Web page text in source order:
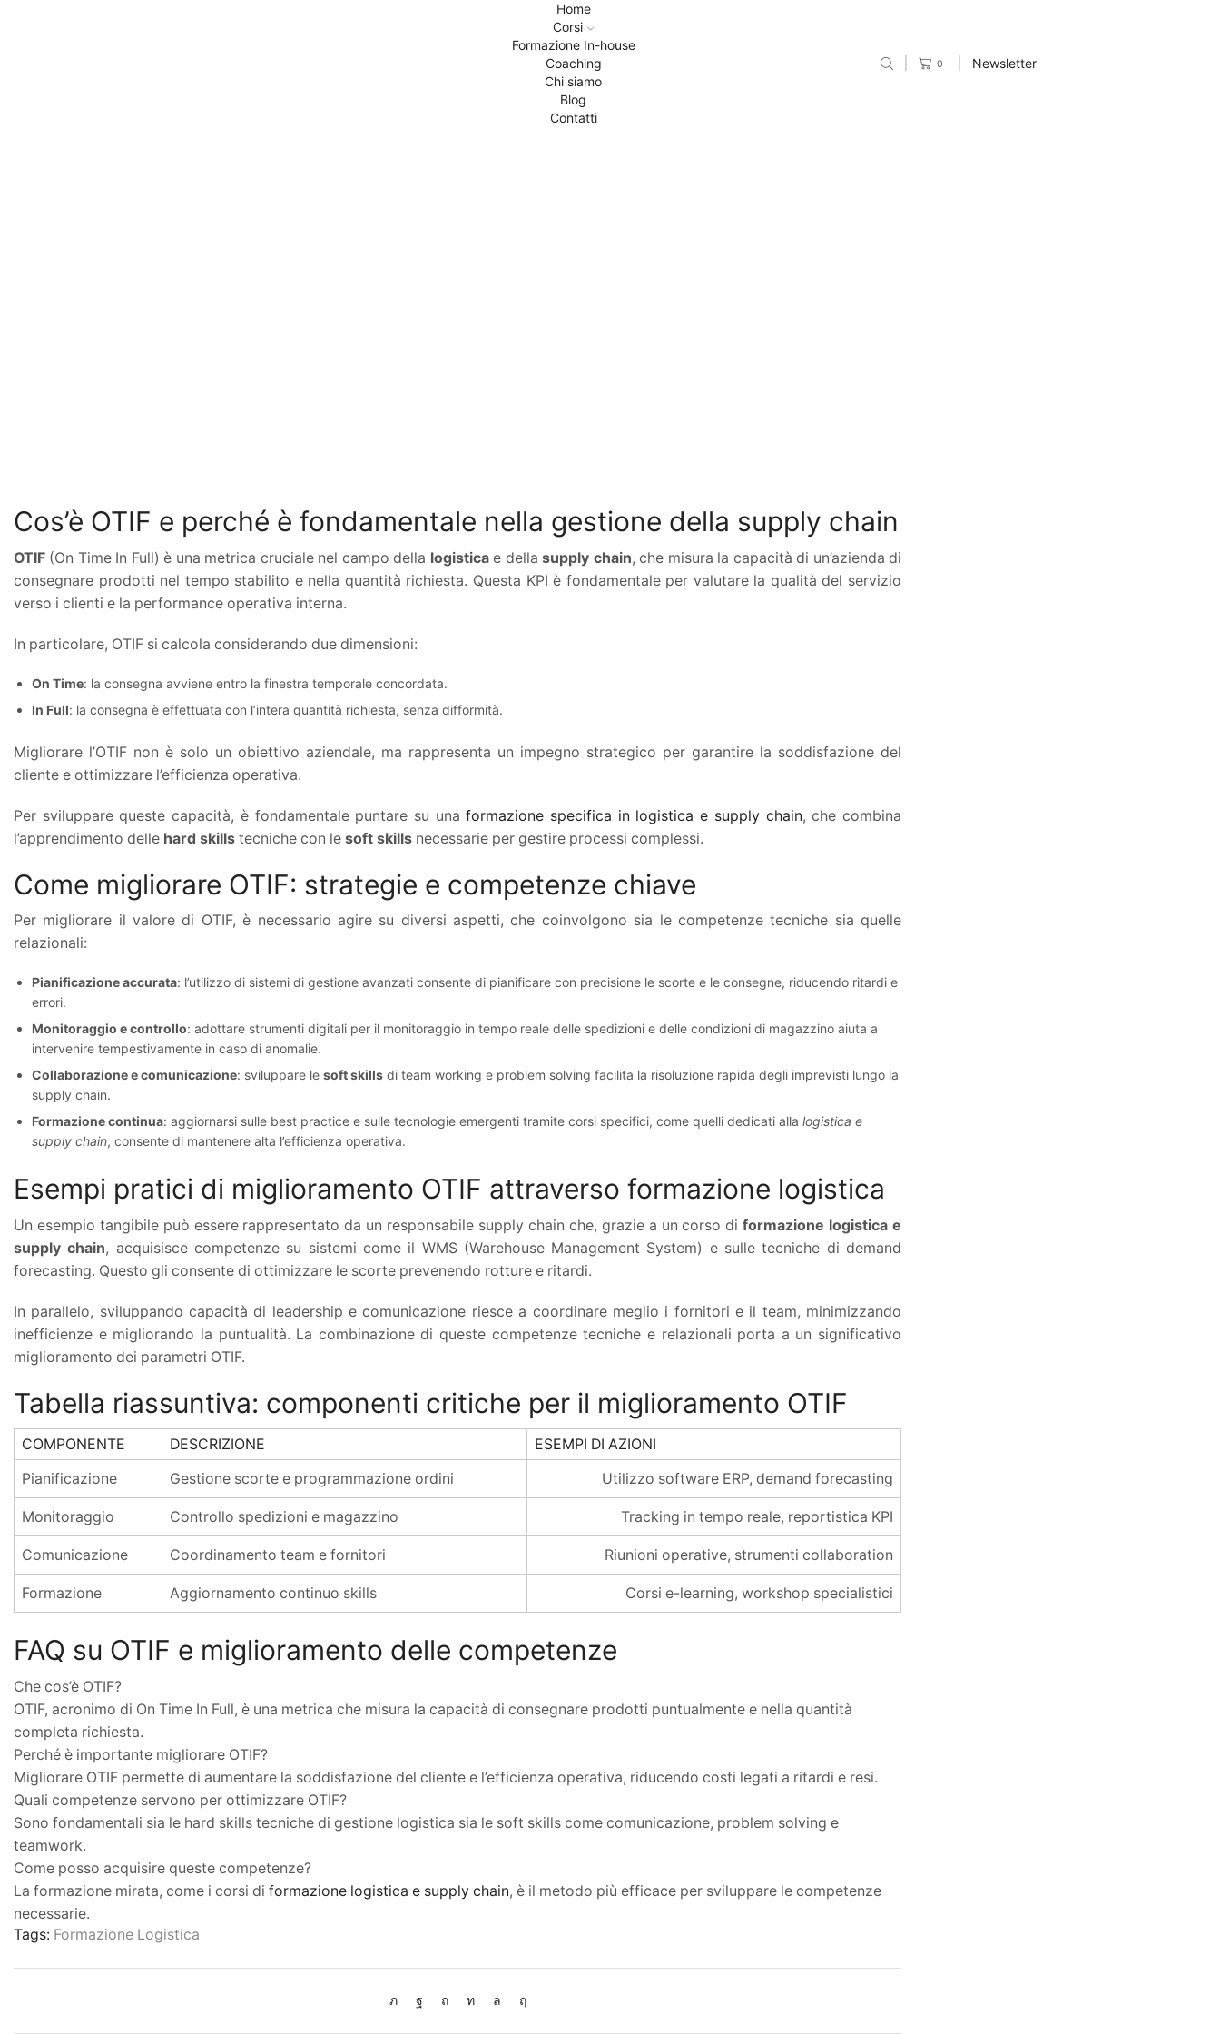
Home
Corsi
Formazione In-house
Coaching
Chi siamo
Blog
Contatti
0 Newsletter
Cos’è OTIF e perché è fondamentale nella gestione della supply chain
OTIF (On Time In Full) è una metrica cruciale nel campo della logisticae dellasupply chain, che misura la capacità di un’azienda di
consegnare prodotti nel tempo stabilito e nella quantità richiesta. Questa KPI è fondamentale per valutare la qualità del servizio
verso i clienti e la performance operativa interna.
In particolare, OTIF si calcola considerando due dimensioni:
On Time: la consegna avviene entro la finestra temporale concordata.
In Full: la consegna è effettuata con l’intera quantità richiesta, senza difformità.
Migliorare l’OTIF non è solo un obiettivo aziendale, ma rappresenta un impegno strategico per garantire la soddisfazione del
cliente e ottimizzare l’efficienza operativa.
Per sviluppare queste capacità, è fondamentale puntare su unaformazione specifica in logistica e supply chain, che combina
l’apprendimento delle hard skills tecniche con le soft skills necessarie per gestire processi complessi.
Come migliorare OTIF: strategie e competenze chiave
Per migliorare il valore di OTIF, è necessario agire su diversi aspetti, che coinvolgono sia le competenze tecniche sia quelle
relazionali:
Pianificazione accurata: l’utilizzo di sistemi di gestione avanzati consente di pianificare con precisione le scorte e le consegne, riducendo ritardi e
errori.
Monitoraggio e controllo: adottare strumenti digitali per il monitoraggio in tempo reale delle spedizioni e delle condizioni di magazzino aiuta a
intervenire tempestivamente in caso di anomalie.
Collaborazione e comunicazione: sviluppare le soft skills di team working e problem solving facilita la risoluzione rapida degli imprevisti lungo la
supply chain.
Formazione continua: aggiornarsi sulle best practice e sulle tecnologie emergenti tramite corsi specifici, come quelli dedicati alla logistica e
supply chain, consente di mantenere alta l’efficienza operativa.
Esempi pratici di miglioramento OTIF attraverso formazione logistica
Un esempio tangibile può essere rappresentato da un responsabile supply chain che, grazie a un corso diformazione logistica e
supply chain, acquisisce competenze su sistemi come il WMS (Warehouse Management System) e sulle tecniche di demand
forecasting. Questo gli consente di ottimizzare le scorte prevenendo rotture e ritardi.
In parallelo, sviluppando capacità di leadership e comunicazione riesce a coordinare meglio i fornitori e il team, minimizzando
inefficienze e migliorando la puntualità. La combinazione di queste competenze tecniche e relazionali porta a un significativo
miglioramento dei parametri OTIF.
Tabella riassuntiva: componenti critiche per il miglioramento OTIF
COMPONENTE DESCRIZIONE
ESEMPI DI AZIONI
Pianificazione
Gestione scorte e programmazione ordini Utilizzo software ERP, demand forecasting
Monitoraggio Controllo spedizioni e magazzino Tracking in tempo reale, reportistica KPI
Comunicazione Coordinamento team e fornitori Riunioni operative, strumenti collaboration
Formazione Aggiornamento continuo skills Corsi e-learning, workshop specialistici
FAQ su OTIF e miglioramento delle competenze
Che cos’è OTIF?
OTIF, acronimo di On Time In Full, è una metrica che misura la capacità di consegnare prodotti puntualmente e nella quantità
completa richiesta.
Perché è importante migliorare OTIF?
Migliorare OTIF permette di aumentare la soddisfazione del cliente e l’efficienza operativa, riducendo costi legati a ritardi e resi.
Quali competenze servono per ottimizzare OTIF?
Sono fondamentali sia le hard skills tecniche di gestione logistica sia le soft skills come comunicazione, problem solving e
teamwork.
Come posso acquisire queste competenze?
La formazione mirata, come i corsi di formazione logistica e supply chain, è il metodo più efficace per sviluppare le competenze
necessarie.
Tags: Formazione Logistica